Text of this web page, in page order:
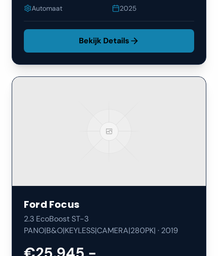
Automaat 2025
Bekijk Details
Ford Focus
2.3 EcoBoost ST-3
PANO|B&O|KEYLESS|CAMERA|280PK| · 2019